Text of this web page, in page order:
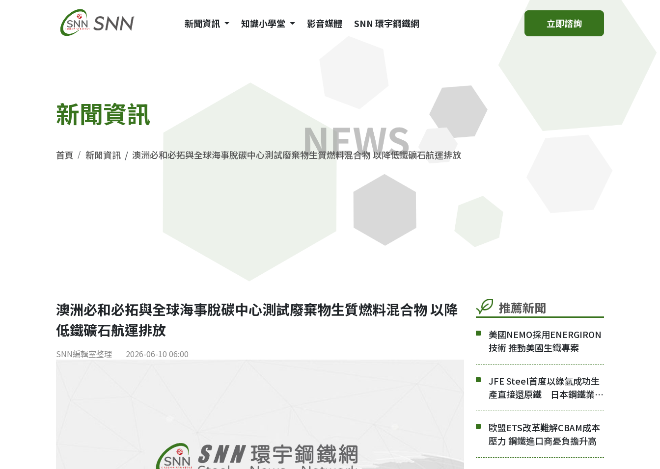
新聞資訊 知識小學堂 影音媒體 SNN 環宇鋼鐵網 立即諮詢
新聞資訊
首頁 新聞資訊 澳洲必和必拓與全球海事脫碳中心測試廢棄物生質燃料混合物 以降低鐵礦石航運排放
澳洲必和必拓與全球海事脫碳中心測試廢棄物生質燃料混合物 以降
低鐵礦石航運排放
SNN編輯室整理 2026-06-10 06:00
推薦新聞
美國NEMO採用ENERGIRON
技術 推動美國生鐵專案
JFE Steel首度以綠氫成功生
產直接還原鐵 日本鋼鐵業碳
歐盟ETS改革難解CBAM成本
壓力 鋼鐵進口商憂負擔升高